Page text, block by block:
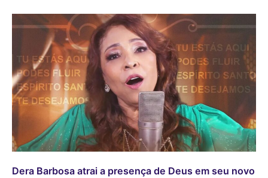
Dera Barbosa atrai a presença de Deus em seu novo